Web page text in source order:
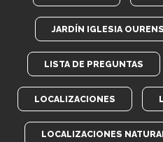
JARDÍN IGLESIA
LISTA DE PREGUNTAS
LOCALIZACIONES
LOCALIZACIONES